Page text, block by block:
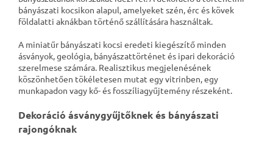
bányászati ​​kocsikon alapul, amelyeket szén, érc és kövek
földalatti aknákban történő szállítására használtak.
A miniatűr bányászati ​​kocsi eredeti kiegészítő minden
ásványok, geológia, bányászattörténet és ipari dekoráció
szerelmese számára. Realisztikus megjelenésének
köszönhetően tökéletesen mutat egy vitrinben, egy
munkapadon vagy kő- és fosszíliagyűjtemény részeként.
Dekoráció ásványgyűjtőknek és bányászati ​​
rajongóknak